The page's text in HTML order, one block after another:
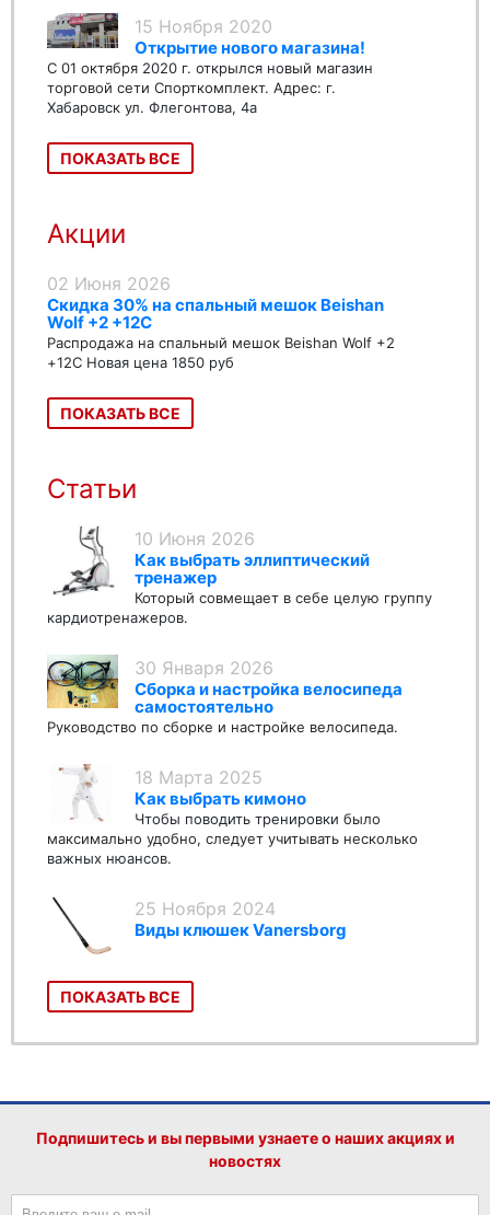
15 Ноября 2020
Открытие нового магазина!
С 01 октября 2020 г. открылся новый магазин
торговой сети Спорткомплект. Адрес: г.
Хабаровск ул. Флегонтова, 4а
ПОКАЗАТЬ ВСЕ
Акции
02 Июня 2026
Скидка 30% на спальный мешок Beishan
Wolf +2 +12C
Распродажа на спальный мешок Beishan Wolf +2
+12C Новая цена 1850 руб
ПОКАЗАТЬ ВСЕ
Статьи
10 Июня 2026
Как выбрать эллиптический
тренажер
Который совмещает в себе целую группу
кардиотренажеров.
30 Января 2026
Сборка и настройка велосипеда
самостоятельно
Руководство по сборке и настройке велосипеда.
18 Марта 2025
Как выбрать кимоно
Чтобы поводить тренировки было
максимально удобно, следует учитывать несколько
важных нюансов.
25 Ноября 2024
Виды клюшек Vanersborg
ПОКАЗАТЬ ВСЕ
Подпишитесь и вы первыми узнаете о наших акциях и
новостях